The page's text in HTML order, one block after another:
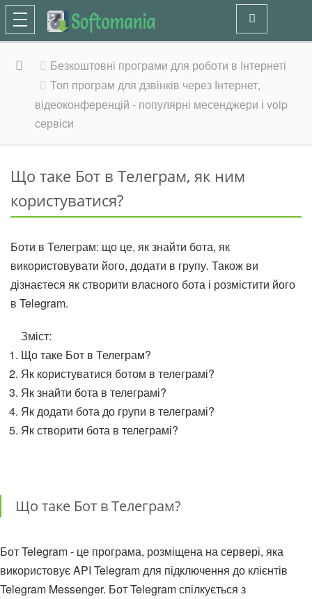
Безкоштовні програми для роботи в Інтернеті
Топ програм для дзвінків через Інтернет,
відеоконференцій - популярні месенджери і voip
сервіси
Що таке Бот в Телеграм, як ним
користуватися?
Боти в Телеграм: що це, як знайти бота, як
використовувати його, додати в групу. Також ви
дізнаєтеся як створити власного бота і розмістити його
в Telegram.
Зміст:
Що таке Бот в Телеграм?
Як користуватися ботом в телеграмі?
Як знайти бота в телеграмі?
Як додати бота до групи в телеграмі?
Як створити бота в телеграмі?
Що таке Бот в Телеграм?
Бот Telegram - це програма, розміщена на сервері, яка
використовує API Telegram для підключення до клієнтів
Telegram Messenger. Бот Telegram спілкується з